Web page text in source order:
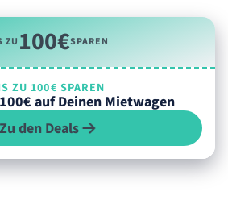
ZU100€SPAREN
ZU 100€ SPAREN
auf Deinen Mietwagen
Zu den Deals